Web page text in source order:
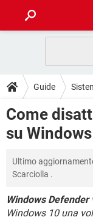
INTRATTENIMENTO
iOS
INSTAGRAM
HARDWARE
GUIDE
COVID-19
INTRATTENIMENTO
INSTAGRAM
HARDWARE
DOWNLOAD
COVID-19
iOS
INSTAGRAM
TIKTOK
FORUM
COVID-19
iOS
GLOSSARIO
COVID-19
INTRATTENIMENTO
Guide
Come
su
Ultimo
Scarciolla .
Windows Defender
Windows 10 una